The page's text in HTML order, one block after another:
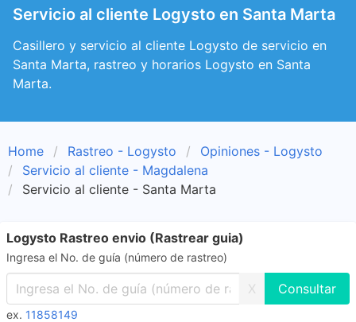
Servicio al cliente Logysto en Santa Marta
Casillero y servicio al cliente Logysto de servicio en
Santa Marta, rastreo y horarios Logysto en Santa
Marta.
Home Rastreo - Logysto
Opiniones - Logysto
Servicio al cliente - Magdalena
Servicio al cliente - Santa Marta
Logysto Rastreo envio (Rastrear guia)
Ingresa el No. de guía (número de rastreo)
X
ex. 11858149